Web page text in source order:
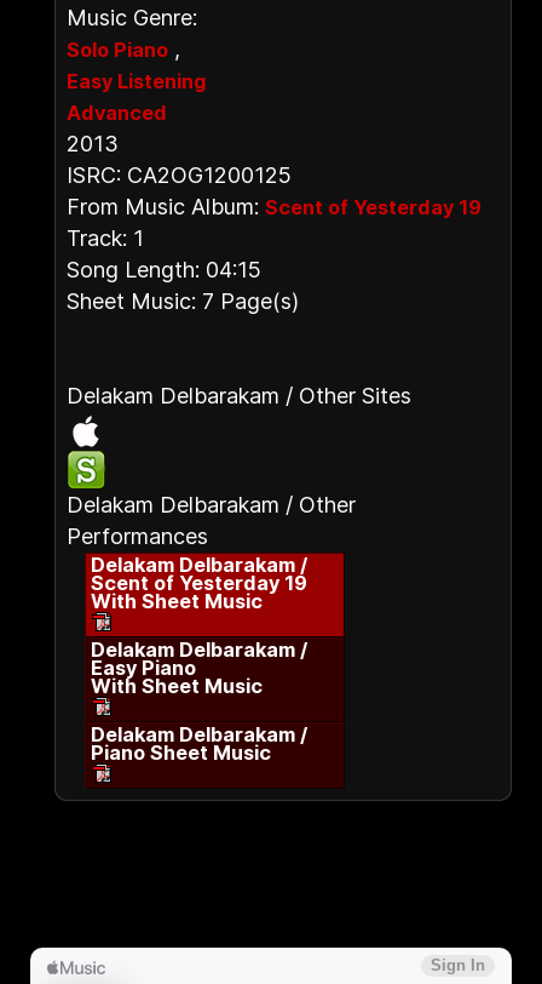
Music Genre:
Solo Piano ,
Easy Listening
Advanced
2013
ISRC: CA2OG1200125
From Music Album: Scent of Yesterday 19
Track: 1
Song Length: 04:15
Sheet Music: 7 Page(s)
Delakam Delbarakam / Other Sites
Delakam Delbarakam / Other
Performances
Delakam Delbarakam /
Scent of Yesterday 19
With Sheet Music
Delakam Delbarakam /
Easy Piano
With Sheet Music
Delakam Delbarakam /
Piano Sheet Music